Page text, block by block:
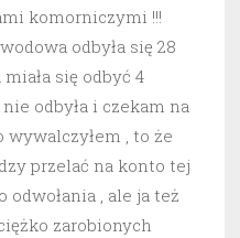
komorniczymi !!!
odbyła się 28
się odbyć 4
odbyła i czekam na
, to że
przelać na konto tej
, ale ja też
zarobionych